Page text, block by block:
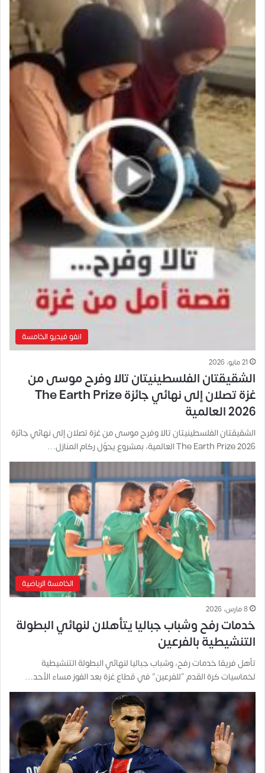
انفو فيديو الخامسة
21 مايو، 2026
الشقيقتان الفلسطينيتان تالا وفرح موسى من
غزة تصلان إلى نهائي جائزة The Earth Prize
2026 العالمية
الشقيقتان الفلسطينيتان تالا وفرح موسى من غزة تصلان إلى نهائي جائزة
The Earth Prize 2026 العالمية، بمشروع يحوّل ركام المنازل…
الخامسة الرياضية
8 مارس، 2026
خدمات رفح وشباب جباليا يتأهلان لنهائي البطولة
التنشيطية بالفرعين
تأهل فريقا خدمات رفح، وشباب جباليا لنهائي البطولة التنشيطية
لخماسيات كرة القدم “للفرعين” في قطاع غزة بعد الفوز مساء الأحد…